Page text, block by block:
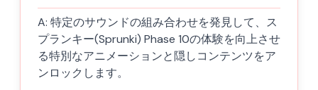
A: 特定のサウンドの組み合わせを発見して、ス
プランキー(Sprunki) Phase 10の体験を向上させ
る特別なアニメーションと隠しコンテンツをア
ンロックします。